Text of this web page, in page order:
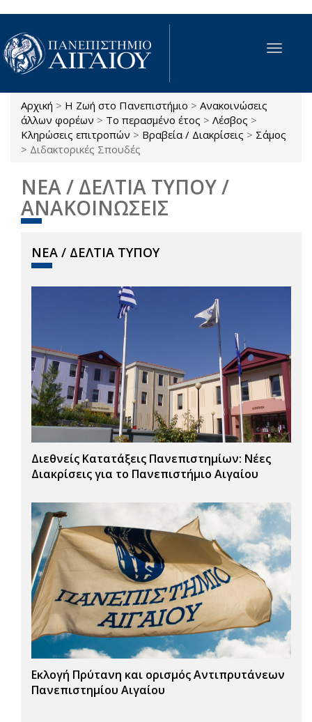
Παράκαμψη προς το κυρίως περιεχόμενο
Toggle
Είστε εδώ
Αρχική > Η Ζωή στο Πανεπιστήμιο > Ανακοινώσεις
άλλων φορέων > Το περασμένο έτος > Λέσβος >
Κληρώσεις επιτροπών > Βραβεία / Διακρίσεις > Σάμος
> Διδακτορικές Σπουδές
ΝΕΑ / ΔΕΛΤΙΑ ΤΥΠΟΥ /
ΑΝΑΚΟΙΝΩΣΕΙΣ
ΝΕΑ / ΔΕΛΤΙΑ ΤΥΠΟΥ
Διεθνείς Κατατάξεις Πανεπιστημίων: Νέες
Διακρίσεις για το Πανεπιστήμιο Αιγαίου
Εκλογή Πρύτανη και ορισμός Αντιπρυτάνεων
Πανεπιστημίου Αιγαίου